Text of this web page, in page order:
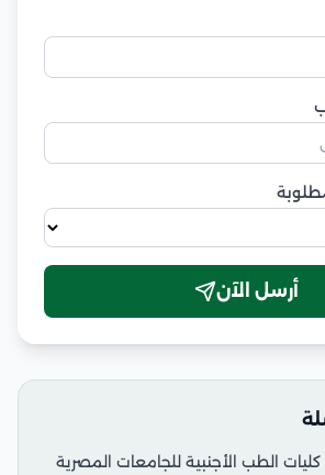
أرسل الآن
الطب الأجنبية للجامعات المصرية